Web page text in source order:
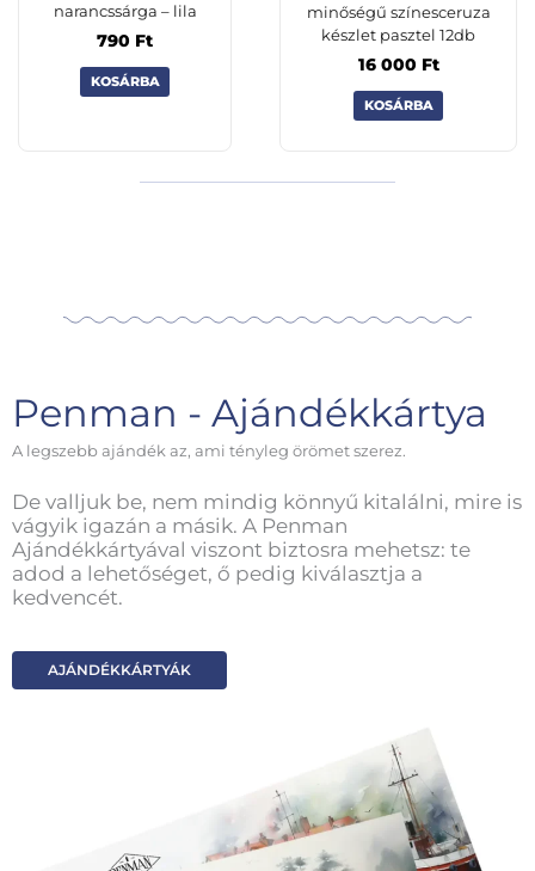
narancssárga – lila
790 Ft
KOSÁRBA
minőségű színesceruza
készlet pasztel 12db
16 000 Ft
KOSÁRBA
Penman - Ajándékkártya
A legszebb ajándék az, ami tényleg örömet szerez.
De valljuk be, nem mindig könnyű kitalálni, mire is
vágyik igazán a másik. A Penman
Ajándékkártyával viszont biztosra mehetsz: te
adod a lehetőséget, ő pedig kiválasztja a
kedvencét.
AJÁNDÉKKÁRTYÁK